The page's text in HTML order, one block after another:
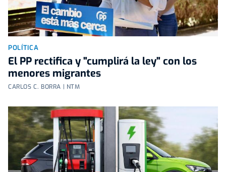
POLÍTICA
El PP rectifica y "cumplirá la ley" con los
menores migrantes
CARLOS C. BORRA | NTM